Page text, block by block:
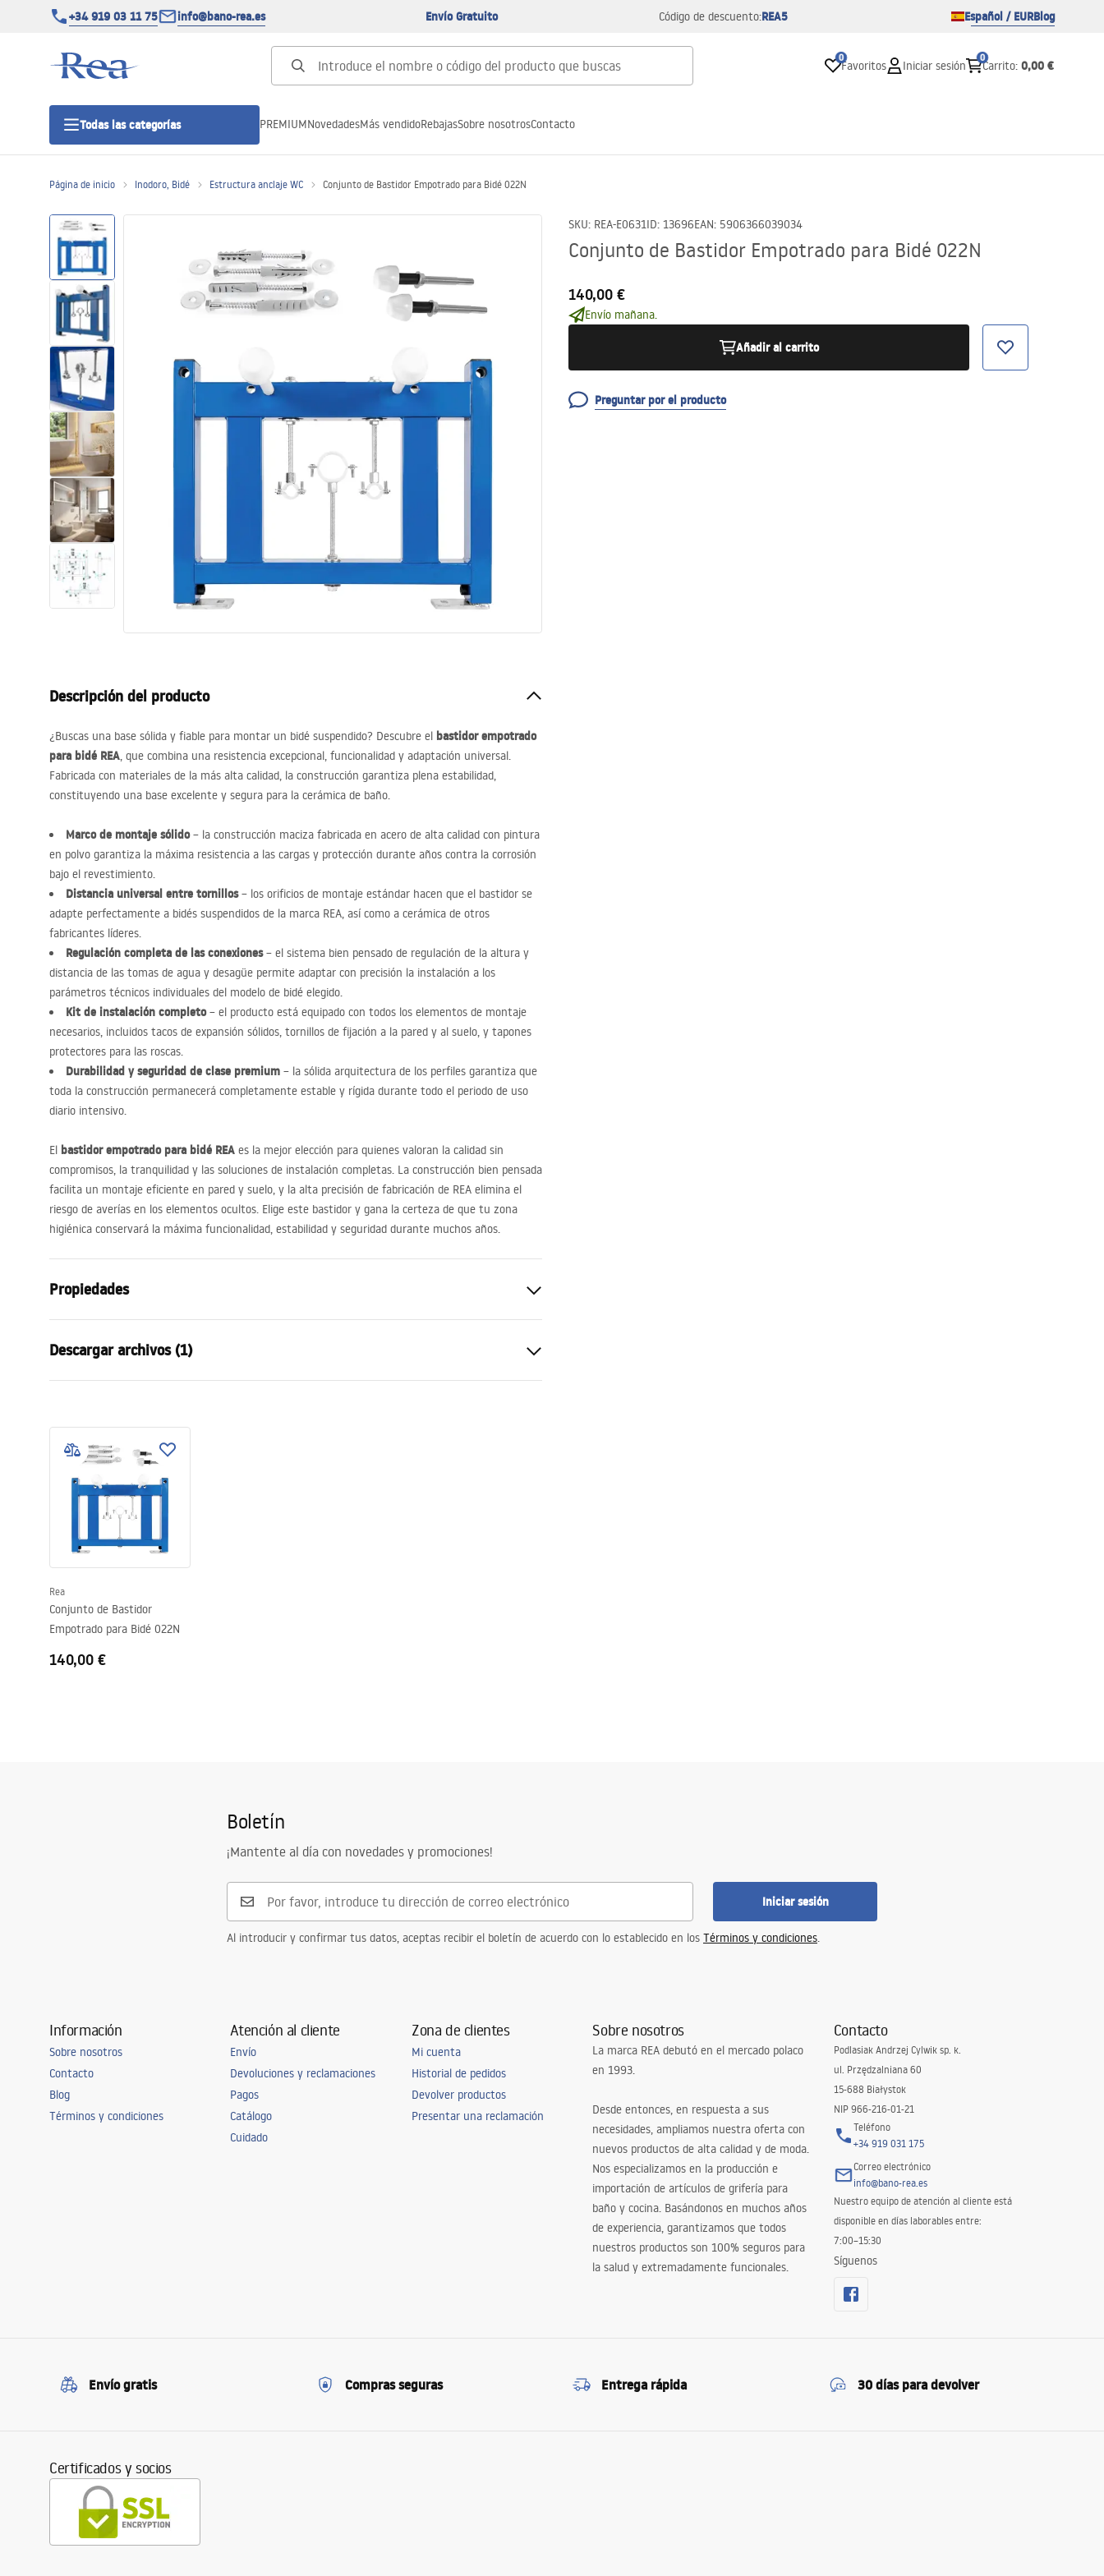
+34 919 03 11 75 info@bano-rea.es Envío Gratuito Código de descuento:REA5 Español / EURBlog
0
Favoritos Iniciar sesión
0
Carrito: 0,00 €
Todas las categorías
Puertas de ducha
Platos de ducha
Drenajes lineales
Inodoro, Bidé
Lavabos
Bañeras y mamparas
Grifería
Ducha
PREMIUMNovedadesMás vendidoRebajasSobre nosotrosContacto
Página de inicio Inodoro, Bidé Estructura anclaje WC Conjunto de Bastidor Empotrado para Bidé 022N
SKU: REA-E0631ID: 13696EAN: 5906366039034
Conjunto de Bastidor Empotrado para Bidé 022N
140,00 €
Envío mañana.
Añadir al carrito
Preguntar por el producto
Descripción del producto
¿Buscas una base sólida y fiable para montar un bidé suspendido? Descubre el bastidor empotrado
para bidé REA, que combina una resistencia excepcional, funcionalidad y adaptación universal.
Fabricada con materiales de la más alta calidad, la construcción garantiza plena estabilidad,
constituyendo una base excelente y segura para la cerámica de baño.
Marco de montaje sólido– la construcción maciza fabricada en acero de alta calidad con pintura
en polvo garantiza la máxima resistencia a las cargas y protección durante años contra la corrosión
bajo el revestimiento.
Distancia universal entre tornillos– los orificios de montaje estándar hacen que el bastidor se
adapte perfectamente a bidés suspendidos de la marca REA, así como a cerámica de otros
fabricantes líderes.
Regulación completa de las conexiones– el sistema bien pensado de regulación de la altura y
distancia de las tomas de agua y desagüe permite adaptar con precisión la instalación a los
parámetros técnicos individuales del modelo de bidé elegido.
Kit de instalación completo– el producto está equipado con todos los elementos de montaje
necesarios, incluidos tacos de expansión sólidos, tornillos de fijación a la pared y al suelo, y tapones
protectores para las roscas.
Durabilidad y seguridad de clase premium – la sólida arquitectura de los perfiles garantiza que
toda la construcción permanecerá completamente estable y rígida durante todo el periodo de uso
diario intensivo.
El bastidor empotrado para bidé REA es la mejor elección para quienes valoran la calidad sin
compromisos, la tranquilidad y las soluciones de instalación completas. La construcción bien pensada
facilita un montaje eficiente en pared y suelo, y la alta precisión de fabricación de REA elimina el
riesgo de averías en los elementos ocultos. Elige este bastidor y gana la certeza de que tu zona
higiénica conservará la máxima funcionalidad, estabilidad y seguridad durante muchos años.
Propiedades
Modelo
Profundidad mínima de instalación
90 mm
Garantía
Descargar archivos (1)
rea_zestaw_podtynkowy.pdf
Rea
Conjunto de Bastidor
Empotrado para Bidé 022N
140,00 €
Boletín
¡Mantente al día con novedades y promociones!
Iniciar sesión
Al introducir y confirmar tus datos, aceptas recibir el boletín de acuerdo con lo establecido en los Términos y condiciones.
Información
Sobre nosotros
Contacto
Blog
Términos y condiciones
Atención al cliente
Envío
Devoluciones y reclamaciones
Pagos
Catálogo
Cuidado
Zona de clientes
Mi cuenta
Historial de pedidos
Devolver productos
Presentar una reclamación
Sobre nosotros
La marca REA debutó en el mercado polaco
en 1993.
Desde entonces, en respuesta a sus
necesidades, ampliamos nuestra oferta con
nuevos productos de alta calidad y de moda.
Nos especializamos en la producción e
importación de artículos de grifería para
baño y cocina. Basándonos en muchos años
de experiencia, garantizamos que todos
nuestros productos son 100% seguros para
la salud y extremadamente funcionales.
Contacto
Podlasiak Andrzej Cylwik sp. k.
ul. Przędzalniana 60
15-688 Białystok
NIP 966-216-01-21
Teléfono
+34 919 031 175
Correo electrónico
info@bano-rea.es
Nuestro equipo de atención al cliente está
disponible en días laborables entre:
7:00–15:30
Síguenos
Envío gratis Compras seguras Entrega rápida 30 días para devolver
Certificados y socios